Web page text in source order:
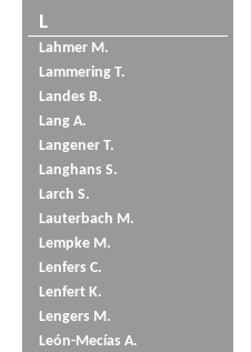
L
Lahmer M.
Lammering T.
Landes B.
Lang A.
Langener T.
Langhans S.
Larch S.
Lauterbach M.
Lempke M.
Lenfers C.
Lenfert K.
Lengers M.
León-Mecías A.